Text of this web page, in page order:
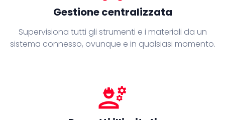
Gestione centralizzata
Supervisiona tutti gli strumenti e i materiali da un
sistema connesso, ovunque e in qualsiasi momento.
engineering